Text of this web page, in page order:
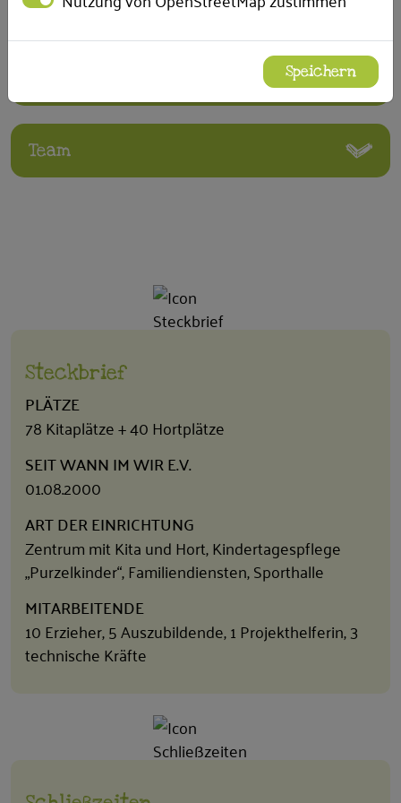
Erziehungs- und Familienberatung
Team
Steckbrief
PLÄTZE
78 Kitaplätze + 40 Hortplätze
SEIT WANN IM WIR E.V.
01.08.2000
ART DER EINRICHTUNG
Zentrum mit Kita und Hort, Kindertagespflege
„Purzelkinder“, Familiendiensten, Sporthalle
MITARBEITENDE
10 Erzieher, 5 Auszubildende, 1 Projekthelferin, 3
technische Kräfte
Speichern